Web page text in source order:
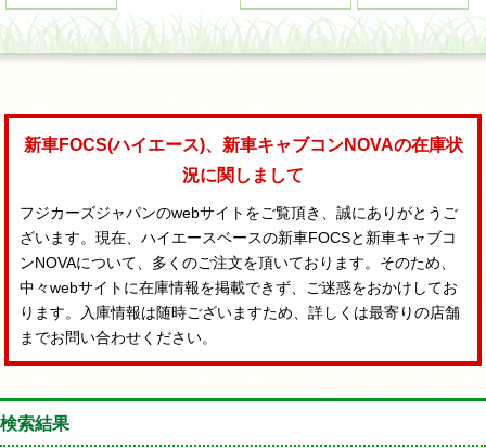
新車FOCS(ハイエース)、新車キャブコンNOVAの在庫状
況に関しまして
フジカーズジャパンのwebサイトをご覧頂き、誠にありがとうご
ざいます。現在、ハイエースベースの新車FOCSと新車キャブコ
ンNOVAについて、多くのご注文を頂いております。そのため、
中々webサイトに在庫情報を掲載できず、ご迷惑をおかけしてお
ります。入庫情報は随時ございますため、詳しくは最寄りの店舗
までお問い合わせください。
検索結果